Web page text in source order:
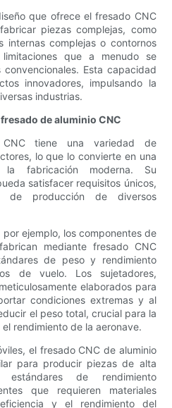
que ofrece el fresado CNC
piezas complejas, como
internas complejas o contornos
que a menudo se
Esta capacidad
innovadores, impulsando la
industrias.
de aluminio CNC
tiene una variedad de
lo que lo convierte en una
la fabricación moderna. Su
satisfacer requisitos únicos,
de producción de diversos
ejemplo, los componentes de
mediante fresado CNC
de peso y rendimiento
de vuelo. Los sujetadores,
elaborados para
condiciones extremas y al
el peso total, crucial para la
rendimiento de la aeronave.
el fresado CNC de aluminio
para producir piezas de alta
de rendimiento
que requieren materiales
y el rendimiento del